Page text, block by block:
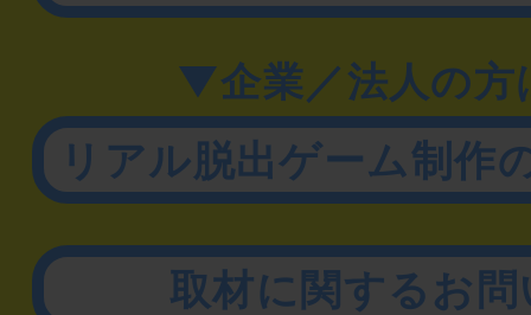
▼企業／法人の方
リアル脱出ゲーム制作
取材に関するお